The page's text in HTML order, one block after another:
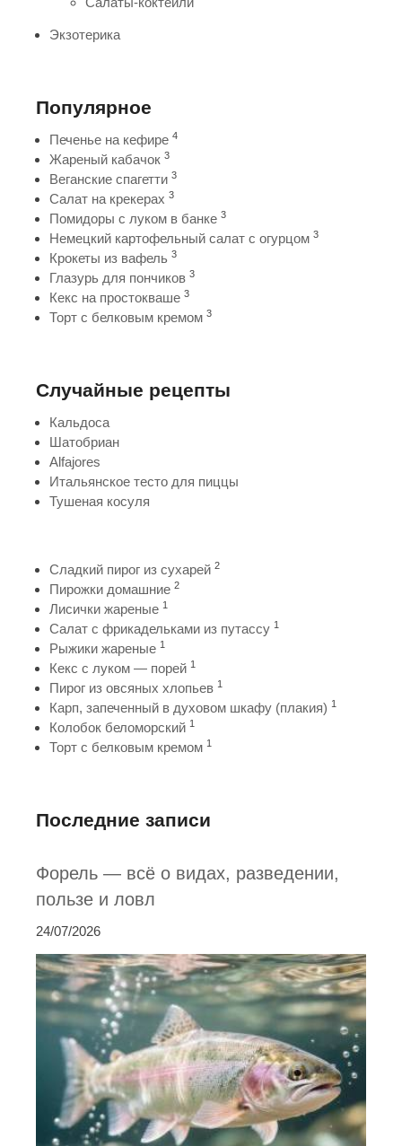
Экзотерика
Популярное
Печенье на кефире 4
Жареный кабачок 3
Веганские спагетти 3
Салат на крекерах 3
Помидоры с луком в банке 3
Немецкий картофельный салат с огурцом 3
Крокеты из вафель 3
Глазурь для пончиков 3
Кекс на простокваше 3
Торт с белковым кремом 3
Случайные рецепты
Кальдоса
Шатобриан
Alfajores
Итальянское тесто для пиццы
Тушеная косуля
Сладкий пирог из сухарей 2
Пирожки домашние 2
Лисички жареные 1
Салат с фрикадельками из путассу 1
Рыжики жареные 1
Кекс с луком — порей 1
Пирог из овсяных хлопьев 1
Карп, запеченный в духовом шкафу (плакия) 1
Колобок беломорский 1
Торт с белковым кремом 1
Последние записи
Форель — всё о видах, разведении,
пользе и ловл
24/07/2026